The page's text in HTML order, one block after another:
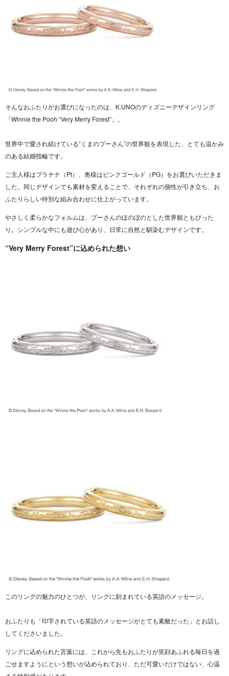
そんなおふたりがお選びになったのは、K.UNOのディズニーデザインリング
「Winnie the Pooh “Very Merry Forest”」。
世界中で愛され続けている“くまのプーさん”の世界観を表現した、とても温かみ
のある結婚指輪です。
ご主人様はプラチナ（Pt）、奥様はピンクゴールド（PG）をお選びいただきま
した。同じデザインでも素材を変えることで、それぞれの個性が引き立ち、お
ふたりらしい特別な組み合わせに仕上がっています。
やさしく柔らかなフォルムは、プーさんのほのぼのとした世界観ともぴった
り。シンプルな中にも遊び心があり、日常に自然と馴染むデザインです。
“Very Merry Forest”に込められた想い
このリングの魅力のひとつが、リングに刻まれている英語のメッセージ。
おふたりも「印字されている英語のメッセージがとても素敵だった」とお話し
してくださいました。
リングに込められた言葉には、これから先もおふたりが笑顔あふれる毎日を過
ごせますようにという想いが込められており、ただ可愛いだけではない、心温